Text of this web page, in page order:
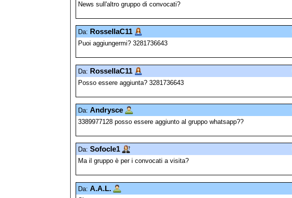
News sull'altro gruppo di convocati?
Da: RossellaC11
Puoi aggiungermi? 3281736643
Da: RossellaC11
Posso essere aggiunta? 3281736643
Da: Andrysce
3389977128 posso essere aggiunto al gruppo whatsapp??
Da: Sofocle1
Ma il gruppo è per i convocati a visita?
Da: A.A.L.